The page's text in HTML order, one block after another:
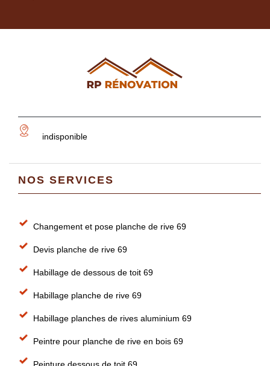
indisponible
NOS SERVICES
Changement et pose planche de rive 69
Devis planche de rive 69
Habillage de dessous de toit 69
Habillage planche de rive 69
Habillage planches de rives aluminium 69
Peintre pour planche de rive en bois 69